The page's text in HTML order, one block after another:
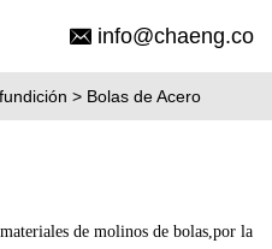
info@chaeng.co
> Bolas de Acero
de molinos de bolas,por la